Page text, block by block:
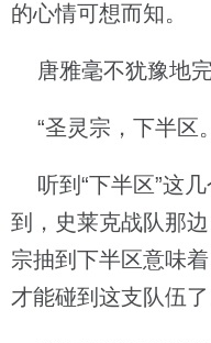
的心情可想而知。
唐雅毫不犹豫地完
“圣灵宗，下半区
听到“下半区”这
到，史莱克战队那
宗抽到下半区意味
才能碰到这支队伍了